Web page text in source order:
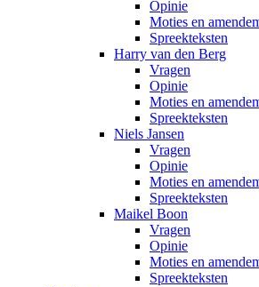
Opinie
Moties en
Spreekteksten
Harry van den Berg
Vragen
Opinie
Moties en
Spreekteksten
Niels Jansen
Vragen
Opinie
Moties en
Spreekteksten
Maikel Boon
Vragen
Opinie
Moties en
Spreekteksten